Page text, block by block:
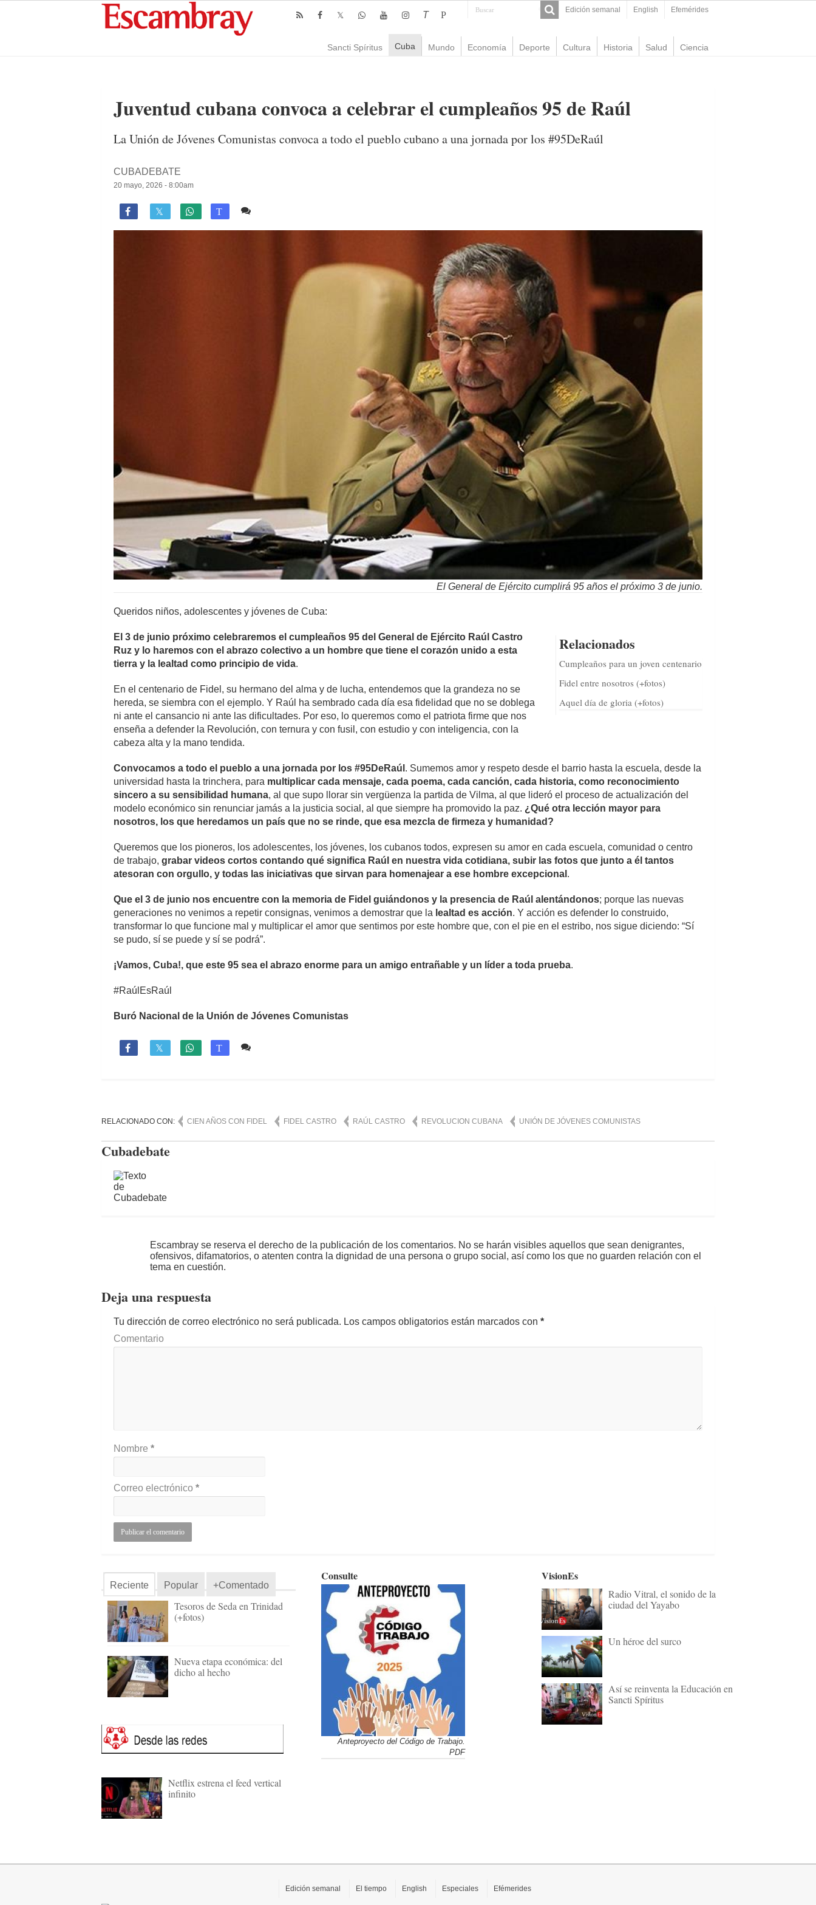
Edición semanal English Efemérides
T P
Sancti Spíritus Cuba Mundo Economía Deporte Cultura Historia Salud Ciencia
Juventud cubana convoca a celebrar el cumpleaños 95 de Raúl
La Unión de Jóvenes Comunistas convoca a todo el pueblo cubano a una jornada por los #95DeRaúl
CUBADEBATE
20 mayo, 2026 - 8:00am
 T
El General de Ejército cumplirá 95 años el próximo 3 de junio.
Relacionados
Cumpleaños para un joven centenario
Fidel entre nosotros (+fotos)
Aquel día de gloria (+fotos)
Queridos niños, adolescentes y jóvenes de Cuba:
El 3 de junio próximo celebraremos el cumpleaños 95 del General de Ejército Raúl Castro
Ruz y lo haremos con el abrazo colectivo a un hombre que tiene el corazón unido a esta
tierra y la lealtad como principio de vida.
En el centenario de Fidel, su hermano del alma y de lucha, entendemos que la grandeza no se
hereda, se siembra con el ejemplo. Y Raúl ha sembrado cada día esa fidelidad que no se doblega
ni ante el cansancio ni ante las dificultades. Por eso, lo queremos como el patriota firme que nos
enseña a defender la Revolución, con ternura y con fusil, con estudio y con inteligencia, con la
cabeza alta y la mano tendida.
Convocamos a todo el pueblo a una jornada por los #95DeRaúl . Sumemos amor y respeto desde el barrio hasta la escuela, desde la
universidad hasta la trinchera, para multiplicar cada mensaje, cada poema, cada canción, cada historia, como reconocimiento
sincero a su sensibilidad humana, al que supo llorar sin vergüenza la partida de Vilma, al que lideró el proceso de actualización del
modelo económico sin renunciar jamás a la justicia social, al que siempre ha promovido la paz. ¿Qué otra lección mayor para
nosotros, los que heredamos un país que no se rinde, que esa mezcla de firmeza y humanidad?
Queremos que los pioneros, los adolescentes, los jóvenes, los cubanos todos, expresen su amor en cada escuela, comunidad o centro
de trabajo, grabar videos cortos contando qué significa Raúl en nuestra vida cotidiana, subir las fotos que junto a él tantos
atesoran con orgullo, y todas las iniciativas que sirvan para homenajear a ese hombre excepcional .
Que el 3 de junio nos encuentre con la memoria de Fidel guiándonos y la presencia de Raúl alentándonos; porque las nuevas
generaciones no venimos a repetir consignas, venimos a demostrar que la lealtad es acción. Y acción es defender lo construido,
transformar lo que funcione mal y multiplicar el amor que sentimos por este hombre que, con el pie en el estribo, nos sigue diciendo: “Sí
se pudo, sí se puede y sí se podrá”.
¡Vamos, Cuba!, que este 95 sea el abrazo enorme para un amigo entrañable y un líder a toda prueba.
#RaúlEsRaúl
Buró Nacional de la Unión de Jóvenes Comunistas
 T
RELACIONADO CON: CIEN AÑOS CON FIDEL FIDEL CASTRO RAÚL CASTRO REVOLUCION CUBANA UNIÓN DE JÓVENES COMUNISTAS
Cubadebate
Escambray se reserva el derecho de la publicación de los comentarios. No se harán visibles aquellos que sean denigrantes,
ofensivos, difamatorios, o atenten contra la dignidad de una persona o grupo social, así como los que no guarden relación con el
tema en cuestión.
Deja una respuesta
Tu dirección de correo electrónico no será publicada. Los campos obligatorios están marcados con *
Comentario
Nombre *
Correo electrónico *
Reciente Popular +Comentado
Tesoros de Seda en Trinidad
(+fotos)
Nueva etapa económica: del
dicho al hecho
Netflix estrena el feed vertical
infinito
Consulte
Anteproyecto del Código de Trabajo.
PDF
VisionEs
Radio Vitral, el sonido de la
ciudad del Yayabo
Un héroe del surco
Así se reinventa la Educación en
Sancti Spíritus
Edición semanal El tiempo English Especiales Efémerides